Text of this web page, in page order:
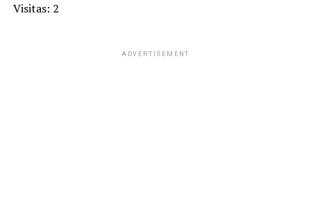
Visitas: 2
ADVERTISEMENT